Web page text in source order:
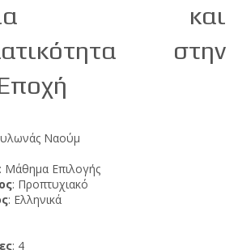
και
στην
Ναούμ
: Μάθημα Επιλογής
: Προπτυχιακό
: Ελληνικά
: 4